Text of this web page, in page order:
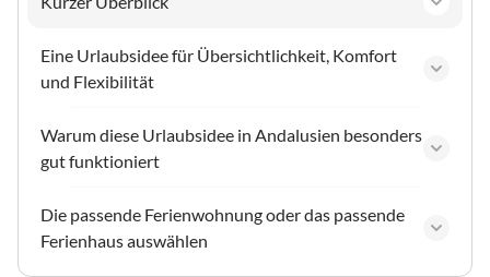
Eine Urlaubsidee für Übersichtlichkeit, Komfort
und Flexibilität
Warum diese Urlaubsidee in Andalusien besonders
gut funktioniert
Die passende Ferienwohnung oder das passende
Ferienhaus auswählen